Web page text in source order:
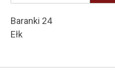
Baranki 24
Ełk